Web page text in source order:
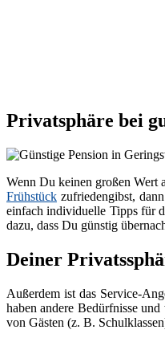
Privatsphäre bei
Wenn Du keinen großen Wert
Frühstück zufriedengibst,
einfach individuelle Tipps für
dazu, dass Du günstig
Deiner
Außerdem ist das Service-
haben andere Bedürfnisse
von Gästen (z. B.